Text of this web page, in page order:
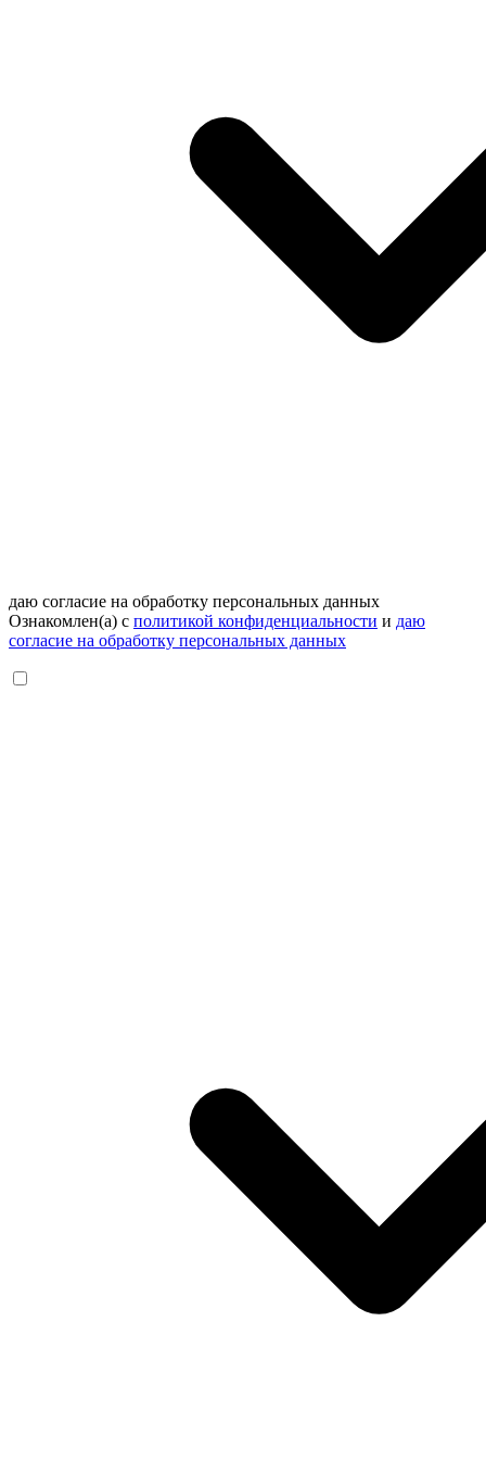
даю согласие на обработку персональных данных
Ознакомлен(а) с политикой конфиденциальности и даю
согласие на обработку персональных данных